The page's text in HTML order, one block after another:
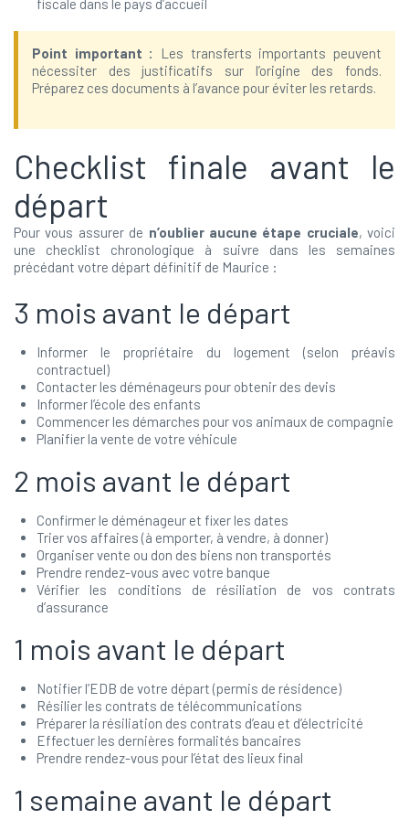
fiscale dans le pays d’accueil
Point important :
Les transferts importants peuvent
nécessiter des justificatifs sur l’origine des fonds.
Préparez ces documents à l’avance pour éviter les retards.
Checklist finale avant le
départ
Pour vous assurer de n’oublier aucune étape cruciale, voici
une checklist chronologique à suivre dans les semaines
précédant votre départ définitif de Maurice :
3 mois avant le départ
Informer le propriétaire du logement (selon préavis
contractuel)
Contacter les déménageurs pour obtenir des devis
Informer l’école des enfants
Commencer les démarches pour vos animaux de compagnie
Planifier la vente de votre véhicule
2 mois avant le départ
Confirmer le déménageur et fixer les dates
Trier vos affaires (à emporter, à vendre, à donner)
Organiser vente ou don des biens non transportés
Prendre rendez-vous avec votre banque
Vérifier les conditions de résiliation de vos contrats
d’assurance
1 mois avant le départ
Notifier l’EDB de votre départ (permis de résidence)
Résilier les contrats de télécommunications
Préparer la résiliation des contrats d’eau et d’électricité
Effectuer les dernières formalités bancaires
Prendre rendez-vous pour l’état des lieux final
1 semaine avant le départ